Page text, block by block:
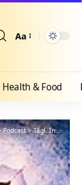
Aa
Health & Food
Podcast>Tägl. Inspiration